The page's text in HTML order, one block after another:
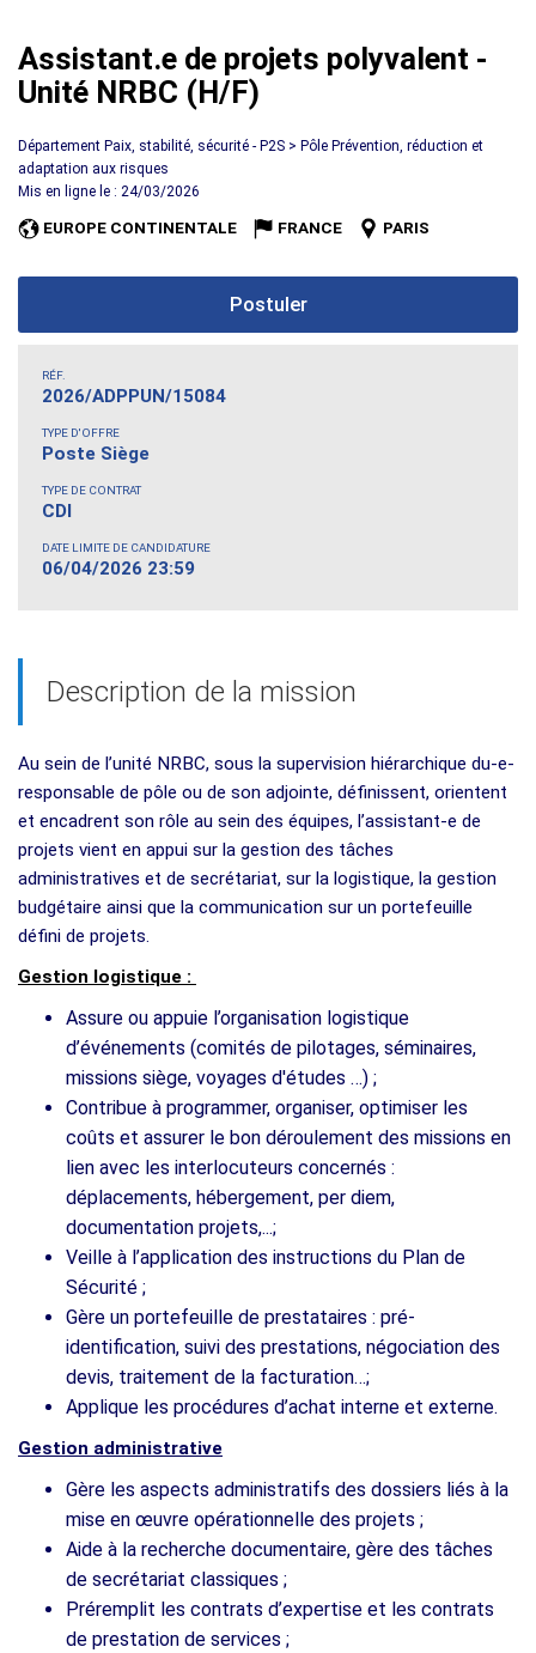
Assistant.e de projets polyvalent -
Unité NRBC (H/F)
Département Paix, stabilité, sécurité - P2S > Pôle Prévention, réduction et
adaptation aux risques
Mis en ligne le : 24/03/2026
EUROPE CONTINENTALE FRANCE PARIS
Postuler
RÉF.
2026/ADPPUN/15084
TYPE D'OFFRE
Poste Siège
TYPE DE CONTRAT
CDI
DATE LIMITE DE CANDIDATURE
06/04/2026 23:59
Description de la mission
Au sein de l’unité NRBC, sous la supervision hiérarchique du-e-
responsable de pôle ou de son adjointe, définissent, orientent
et encadrent son rôle au sein des équipes, l’assistant-e de
projets vient en appui sur la gestion des tâches
administratives et de secrétariat, sur la logistique, la gestion
budgétaire ainsi que la communication sur un portefeuille
défini de projets.
Gestion logistique :
Assure ou appuie l’organisation logistique
d’événements (comités de pilotages, séminaires,
missions siège, voyages d'études …) ;
Contribue à programmer, organiser, optimiser les
coûts et assurer le bon déroulement des missions en
lien avec les interlocuteurs concernés :
déplacements, hébergement, per diem,
documentation projets,...;
Veille à l’application des instructions du Plan de
Sécurité ;
Gère un portefeuille de prestataires : pré-
identification, suivi des prestations, négociation des
devis, traitement de la facturation…;
Applique les procédures d’achat interne et externe.
Gestion administrative
Gère les aspects administratifs des dossiers liés à la
mise en œuvre opérationnelle des projets ;
Aide à la recherche documentaire, gère des tâches
de secrétariat classiques ;
Préremplit les contrats d’expertise et les contrats
de prestation de services ;